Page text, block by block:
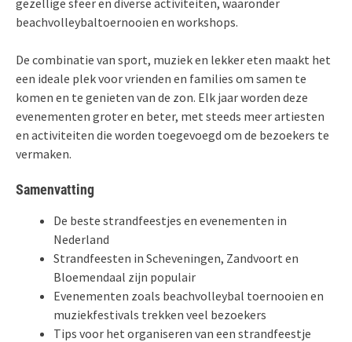
beachvolleybaltoernooien en workshops.
De combinatie van sport, muziek en lekker eten maakt het
een ideale plek voor vrienden en families om samen te
komen en te genieten van de zon. Elk jaar worden deze
evenementen groter en beter, met steeds meer artiesten
en activiteiten die worden toegevoegd om de bezoekers te
vermaken.
Samenvatting
De beste strandfeestjes en evenementen in
Nederland
Strandfeesten in Scheveningen, Zandvoort en
Bloemendaal zijn populair
Evenementen zoals beachvolleybal toernooien en
muziekfestivals trekken veel bezoekers
Tips voor het organiseren van een strandfeestje